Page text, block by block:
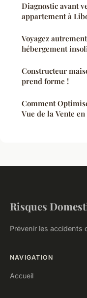
Diagnostic avant
appartement à
Voyagez
hébergement
Constructeur
prend forme !
Comment
Vue de la Vente en
Risques
Prévenir les accidents
NAVIGATION
Accueil